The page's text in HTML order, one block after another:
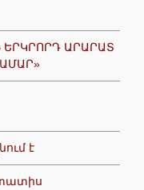
ԱՐԱՐԱՏ
է
տատիս